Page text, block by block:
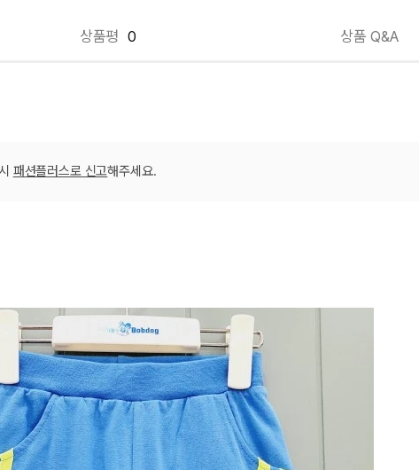
상품평 0 상품 Q&A